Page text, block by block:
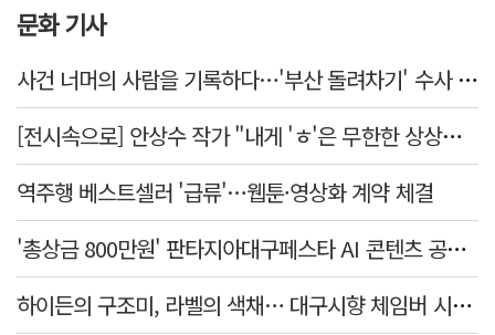
문화 기사
사건 너머의 사람을 기록하다…'부산 돌려차기' 수사 검사의 15년
[전시속으로] 안상수 작가 "내게 'ㅎ'은 무한한 상상을 일으키는 촉매"
역주행 베스트셀러 '급류'…웹툰·영상화 계약 체결
'총상금 800만원' 판타지아대구페스타 AI 콘텐츠 공모전 개최
하이든의 구조미, 라벨의 색채… 대구시향 체임버 시리즈 '주제와 색채'